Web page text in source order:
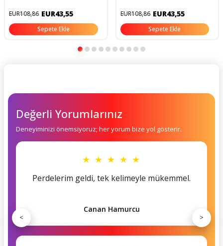
EUR108,86 EUR43,55
Sepete Ekle
EUR108,86 EUR43,55
Sepete Ekle
Değerli Yorumlarınız
Deneyiminizi önemsiyoruz; her yorum bize yol gösterir.
★ ★ ★ ★ ★
Perdelerim geldi, tek kelimeyle mükemmel.
Canan Hamurcu
< >